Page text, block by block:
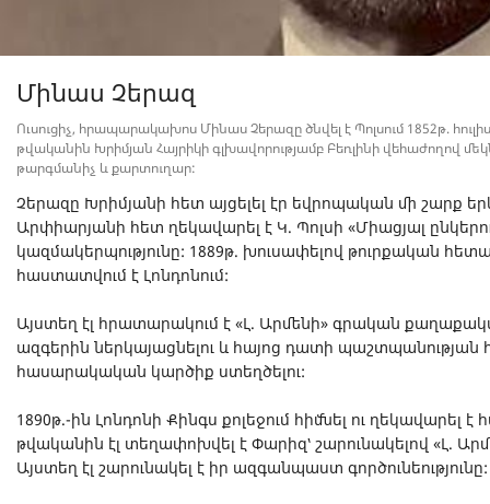
Մինաս Չերազ
Ուսուցիչ, հրապարակախոս Մինաս Չերազը ծնվել է Պոլսում 1852թ.
թվականին Խրիմյան Հայրիկի գլխավորությամբ Բեռլինի վեհաժողով
թարգմանիչ և քարտուղար:
Չերազը Խրիմյանի հետ այցելել էր եվրոպական մի շարք
Արփիարյանի հետ ղեկավարել է Կ. Պոլսի «Միացյալ
կազմակերպությունը: 1889թ. խուսափելով թուրքական
հաստատվում է Լոնդոնում:
Այստեղ էլ հրատարակում է «Լ. Արմենի» գրական
ազգերին ներկայացնելու և հայոց դատի
հասարակական կարծիք ստեղծելու:
1890թ.-ին Լոնդոնի Քինգս քոլեջում հիմնել ու ղեկավարել է
թվականին էլ տեղափոխվել է Փարիզ՝ շարունակելով «Լ.
Այստեղ էլ շարունակել է իր ազգանպաստ գործունեությունը: